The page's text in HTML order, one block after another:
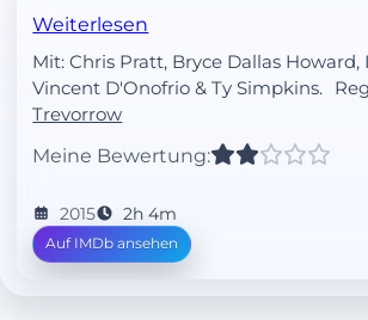
eröffnet, größer und sicherer und
Dinosauriern denn je, so wie es sich
Hammond ursprünglich vorgestellt
Weil die Besucherzahlen deutlich
unten gehen, arbeitet Projektleiterin
an einer neuen Attraktion: Ein selbst
geschaffener Dino-Hybrid, der sich
dass selbst Velociraptoren vor ihm
nehmen. Doch der erfahrene Dino-
Weiterlesen
Mit: Chris Pratt, Bryce Dallas Howard,
Vincent D'Onofrio & Ty Simpkins.
Trevorrow
Meine Bewertung:
2015 2h 4m
Auf IMDb ansehen